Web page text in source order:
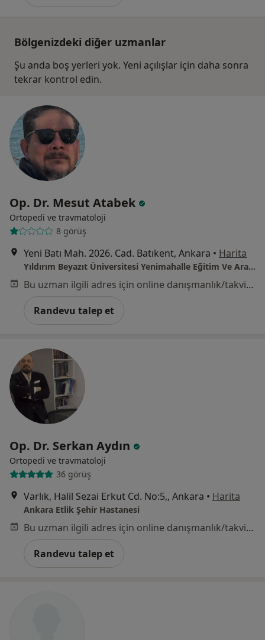
Bölgenizdeki diğer uzmanlar
Şu anda boş yerleri yok. Yeni açılışlar için daha sonra
tekrar kontrol edin.
Op. Dr. Mesut Atabek
Ortopedi ve travmatoloji
8 görüş
Yeni Batı Mah. 2026. Cad. Batıkent, Ankara • Harita
Yıldırım Beyazıt Üniversitesi Yenimahalle Eğitim Ve Araştırma Hastanesi
Bu uzman ilgili adres için online danışmanlık/takvim sunmuyor.
Randevu talep et
Op. Dr. Serkan Aydın
Ortopedi ve travmatoloji
36 görüş
Varlık, Halil Sezai Erkut Cd. No:5,, Ankara • Harita
Ankara Etlik Şehir Hastanesi
Bu uzman ilgili adres için online danışmanlık/takvim sunmuyor.
Randevu talep et